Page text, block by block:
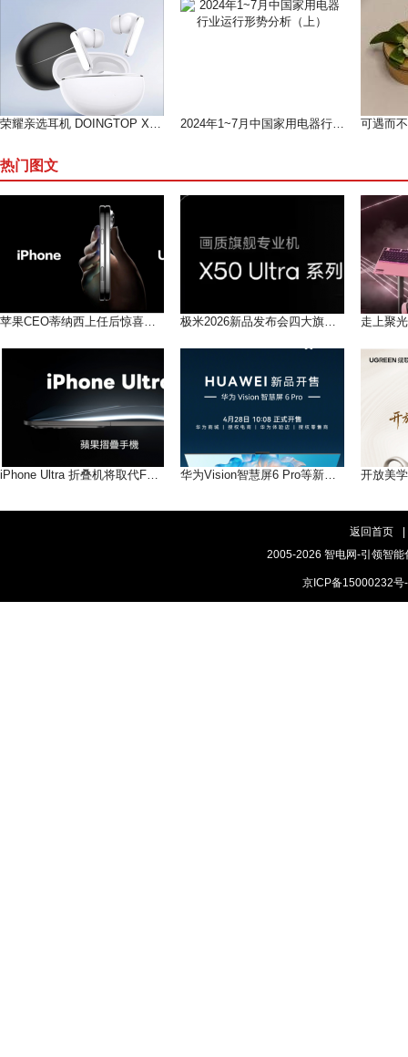
荣耀亲选耳机 DOINGTOP X8i 开售，开启高性价比音频新体验 2024年1~7月中国家用电器行业运行形势分析（上）
热门图文
苹果CEO蒂纳西上任后惊喜！10款重磅新品成后库克时代转折 极米2026新品发布会四大旗舰新品，联袂登场
iPhone Ultra 折叠机将取代Fold命名，定位高于Pro系列 华为Vision智慧屏6 Pro等新品 4月28日10:08正式开售
返回首页
2005-2026 智电网-引领智
京ICP备15000232号